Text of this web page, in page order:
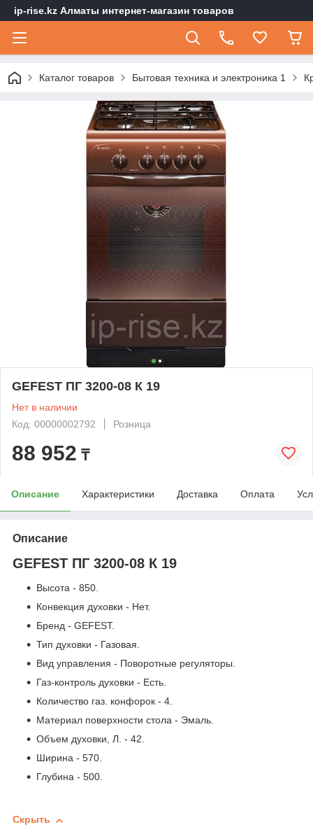
ip-rise.kz Алматы интернет-магазин товаров
Каталог товаров Бытовая техника и электроника 1
GEFEST ПГ 3200-08 К 19
Нет в наличии
Код: 00000002792
Розница
88 952 ₸
Описание Характеристики Доставка Оплата
Описание
GEFEST ПГ 3200-08 К 19
Высота - 850.
Конвекция духовки - Нет.
Бренд - GEFEST.
Тип духовки - Газовая.
Вид управления - Поворотные регуляторы.
Газ-контроль духовки - Есть.
Количество газ. конфорок - 4.
Материал поверхности стола - Эмаль.
Объем духовки, Л. - 42.
Ширина - 570.
Глубина - 500.
Скрыть